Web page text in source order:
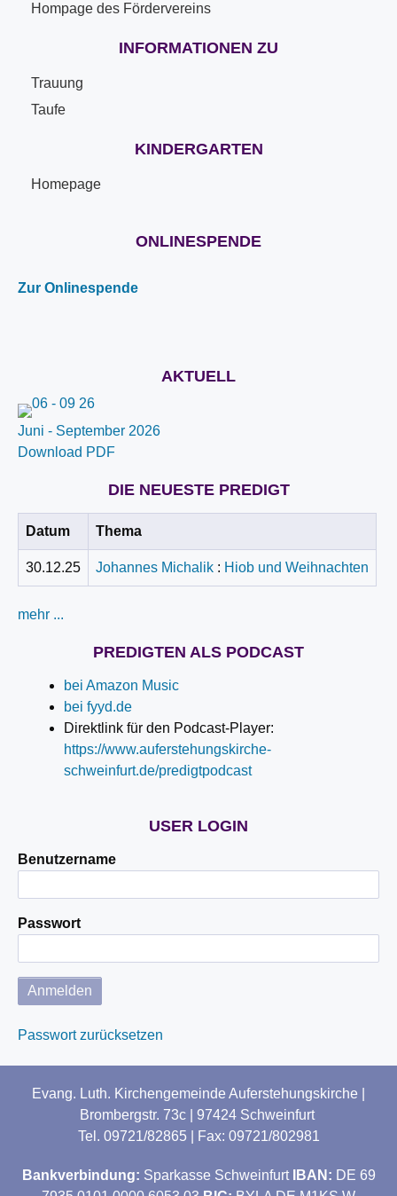
Hompage des Fördervereins
INFORMATIONEN ZU
Trauung
Taufe
KINDERGARTEN
Homepage
ONLINESPENDE
Zur Onlinespende
AKTUELL
Juni - September 2026
Download PDF
DIE NEUESTE PREDIGT
Datum Thema
30.12.25 Johannes Michalik : Hiob und Weihnachten
mehr ...
PREDIGTEN ALS PODCAST
bei Amazon Music
bei fyyd.de
Direktlink für den Podcast-Player:
https://www.auferstehungskirche-
schweinfurt.de/predigtpodcast
USER LOGIN
Benutzername
Passwort
Passwort zurücksetzen
Evang. Luth. Kirchengemeinde Auferstehungskirche |
Brombergstr. 73c | 97424 Schweinfurt
Tel. 09721/82865 | Fax: 09721/802981
Bankverbindung: Sparkasse Schweinfurt IBAN: DE 69